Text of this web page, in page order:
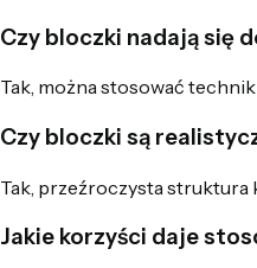
Czy bloczki nadają się
Tak, można stosować
Czy bloczki są
Tak, przeźroczysta struktura
Jakie korzyści daje